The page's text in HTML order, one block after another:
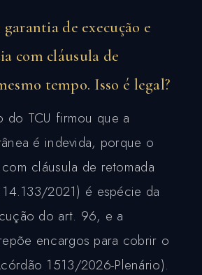
de execução e
com cláusula de
tempo. Isso é legal?
do TCU firmou que a
é indevida, porque o
cláusula de retomada
2021) é espécie da
do art. 96, e a
encargos para cobrir o
1513/2026-Plenário).